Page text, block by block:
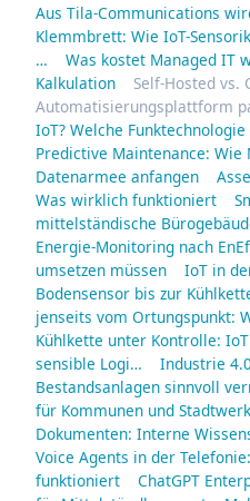
Aus Tila-Communications
Klemmbrett: Wie IoT-
…
Was kostet Managed IT
Kalkulation
Self-Hosted vs.
Automatisierungsplattform
IoT? Welche
Predictive Maintenance:
Datenarmee anfangen
Was wirklich funktioniert
mittelständische
Energie-Monitoring nach
umsetzen müssen
IoT in
Bodensensor bis zur
jenseits vom Ortungspunkt:
Kühlkette unter Kontrolle:
sensible Logi…
Industrie
Bestandsanlagen sinnvoll
für Kommunen und
Dokumenten: Interne
Voice Agents in der
funktioniert
ChatGPT